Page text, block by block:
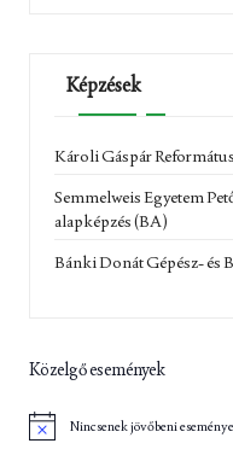
Képzések
Károli Gáspár
Semmelweis Egyetem
alapképzés (BA)
Bánki Donát Gépész-
Közelgő események
Nincsenek jövőbeni